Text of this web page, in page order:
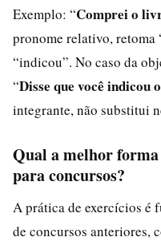
Exemplo: “Comprei o
pronome relativo,
“indicou”. No caso da
“Disse que você indicou
integrante, não substitui
Qual a melhor forma
para concursos?
A prática de exercícios é
de concursos anteriores,